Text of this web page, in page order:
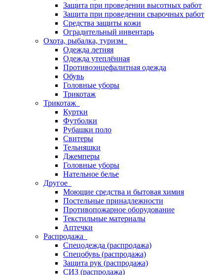
Защита при проведении высотных работ
Защита при проведении сварочных работ
Средства защиты кожи
Оградительный инвентарь
Охота, рыбалка, туризм
Одежда летняя
Одежда утеплённая
Противоэнцефалитная одежда
Обувь
Головные уборы
Трикотаж
Трикотаж
Куртки
Футболки
Рубашки поло
Свитеры
Тельняшки
Джемперы
Головные уборы
Нательное белье
Другое
Моющие средства и бытовая химия
Постельные принадлежности
Противопожарное оборудование
Текстильные материалы
Аптечки
Распродажа
Спецодежда (распродажа)
Спецобувь (распродажа)
Защита рук (распродажа)
СИЗ (распродажа)